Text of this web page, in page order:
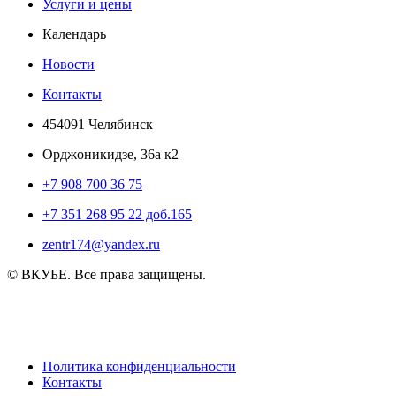
Услуги и цены
Календарь
Новости
Контакты
454091 Челябинск
Орджоникидзе, 36а к2
+7 908 700 36 75
+7 351 268 95 22 доб.165
zentr174@yandex.ru
© ВКУБЕ. Все права защищены.
Политика конфиденциальности
Контакты